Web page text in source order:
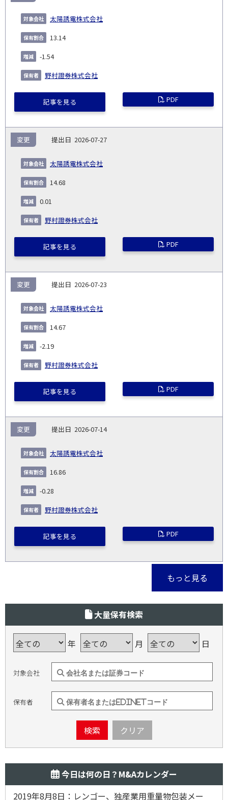
太陽誘電株式会社
13.14
-1.54
野村證券株式会社
記事を見る PDF
2026-07-27
太陽誘電株式会社
変更
14.68
0.01
野村證券株式会社
記事を見る PDF
2026-07-23
太陽誘電株式会社
変更
14.67
-2.19
野村證券株式会社
記事を見る PDF
2026-07-14
太陽誘電株式会社
変更
16.86
-0.28
野村證券株式会社
記事を見る PDF
もっと見る
大量保有検索
年 月 日
対象会社
保有者
検索 クリア
今日は何の日？M&Aカレンダー
2019年8月8日：レンゴー、独産業用重量物包装メー